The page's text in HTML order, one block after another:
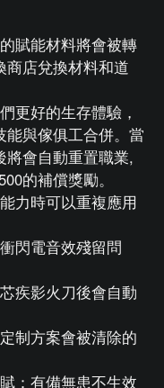
賦能材料將會被轉
商店兌換材料和道
更好的生存體驗，
與傢俱工合併。當
將會自動重置職業,
的補償獎勵。
力時可以重複應用
閃電音效殘留問
疾影火刀後會自動
制方案會被清除的
：有備無患不生效